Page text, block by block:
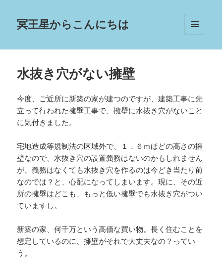
冥王星からこんにちは
ーとウ
水抜き穴がない擁壁
今度、ご近所に新築の家が建つのですが、建築工事に先
立って行われた擁壁工事で、擁壁に水抜き穴がないこと
に気付きました。
宅地造成等規制法の区域外で、１．６ｍほどの高さの擁
壁なので、水抜き穴の設置義務はないのかもしれません
が、義務はなくても水抜き穴を作るのは今どき当たり前
なのでは？と、心配になってしまいます。現に、その近
所の擁壁はどこも、もっと低い擁壁でも水抜き穴がつい
ていますし。
新築の家、何千万という高価な買い物。長く住むことを
想定しているのに、擁壁がそれで大丈夫なの？ってい
う。